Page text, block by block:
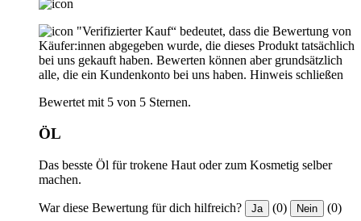
"Verifizierter Kauf“ bedeutet, dass die Bewertung von
Käufer:innen abgegeben wurde, die dieses Produkt tatsächlich
bei uns gekauft haben. Bewerten können aber grundsätzlich
alle, die ein Kundenkonto bei uns haben. Hinweis schließen
Bewertet mit 5 von 5 Sternen.
ÖL
Das besste Öl für trokene Haut oder zum Kosmetig selber
machen.
War diese Bewertung für dich hilfreich? Ja (0) Nein (0)